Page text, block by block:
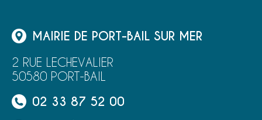
MAIRIE DE PORT-BAIL SUR MER
2 RUE LECHEVALIER
50580 PORT-BAIL
02 33 87 52 00